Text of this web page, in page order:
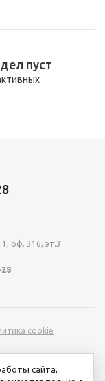
пуст
оф. 316, эт.3
cookie
сайта,